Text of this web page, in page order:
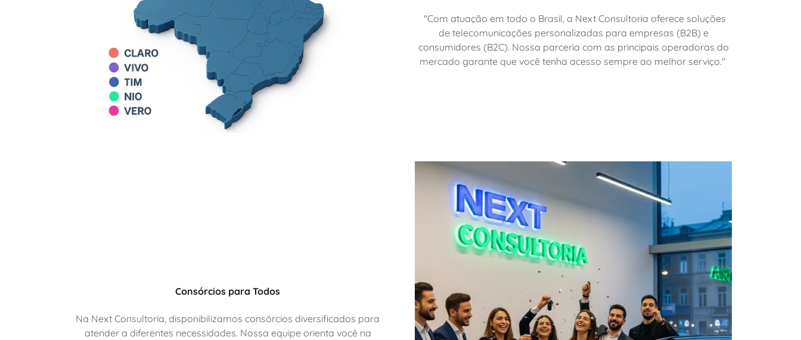
"Com atuação em todo o Brasil, a Next Consultoria oferece soluções
de telecomunicações personalizadas para empresas (B2B) e
consumidores (B2C). Nossa parceria com as principais operadoras do
mercado garante que você tenha acesso sempre ao melhor serviço."
Consórcios para Todos
Na Next Consultoria, disponibilizamos consórcios diversificados para
atender a diferentes necessidades. Nossa equipe orienta você na